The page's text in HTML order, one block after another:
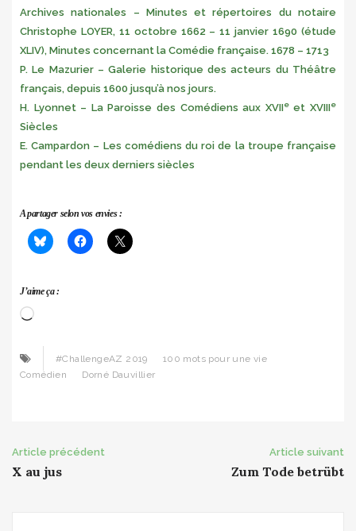
Archives nationales – Minutes et répertoires du notaire
Christophe LOYER, 11 octobre 1662 – 11 janvier 1690 (étude
XLIV), Minutes concernant la Comédie française. 1678 – 1713
P. Le Mazurier – Galerie historique des acteurs du Théâtre
français, depuis 1600 jusqu’à nos jours.
H. Lyonnet – La Paroisse des Comédiens aux XVIIeet XVIIIe
Siècles
E. Campardon – Les comédiens du roi de la troupe française
pendant les deux derniers siècles
A partager selon vos envies :
J’aime ça :
Chargement…
#ChallengeAZ 2019
100 mots pour une vie
Comédien
Dorné Dauvillier
Post
navigation
Article précédent
X au jus
Article suivant
Zum Tode betrübt